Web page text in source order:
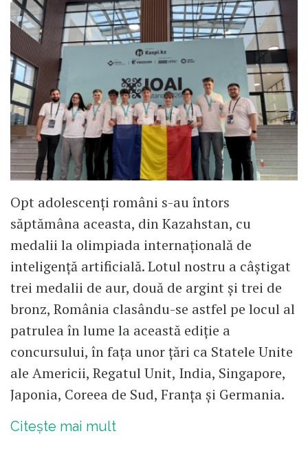
Opt adolescenți români s-au întors
săptămâna aceasta, din Kazahstan, cu
medalii la olimpiada internațională de
inteligență artificială. Lotul nostru a câștigat
trei medalii de aur, două de argint și trei de
bronz, România clasându-se astfel pe locul al
patrulea în lume la această ediție a
concursului, în fața unor țări ca Statele Unite
ale Americii, Regatul Unit, India, Singapore,
Japonia, Coreea de Sud, Franța și Germania.
Citește mai mult